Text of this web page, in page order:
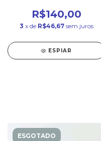
R$140,00
3 x de R$46,67 sem juros
ESPIAR
ESGOTADO